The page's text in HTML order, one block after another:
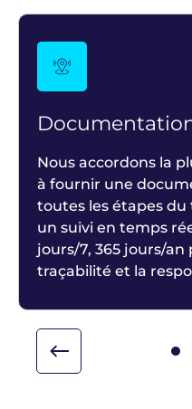
Nous accordons la
à fournir une
toutes les étapes
un suivi en temps
jours/7, 365 jours/
traçabilité et la